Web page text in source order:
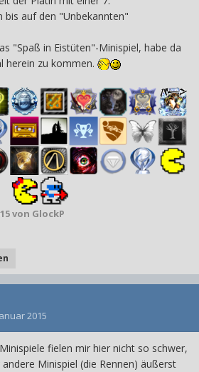
bis auf den "Unbekannten"
"Spaß in Eistüten"-Minispiel, habe da
herein zu kommen.
von GlockP
2015
fielen mir hier nicht so schwer,
Minispiel (die Rennen) äußerst